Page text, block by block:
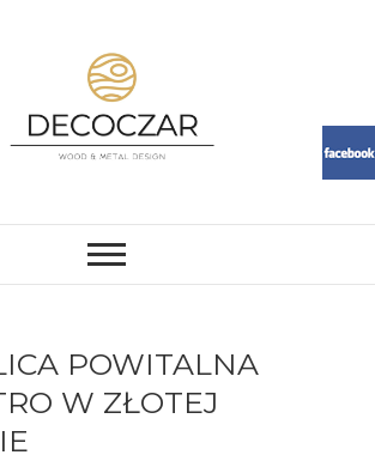
ŻYWICA, WOOD
POWITALNA
W ZŁOTEJ